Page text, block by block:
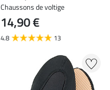
Chaussons de voltige
14,90 €
4.8 13